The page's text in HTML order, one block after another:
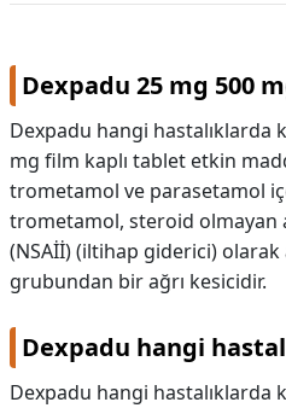
Dexpadu 25 mg 500
Dexpadu hangi hastalıklarda
mg film kaplı tablet etkin
trometamol ve parasetamol
trometamol, steroid
(NSAİİ) (iltihap giderici) olarak
grubundan bir ağrı kesicidir.
Dexpadu hangi
Dexpadu hangi hastalıklarda